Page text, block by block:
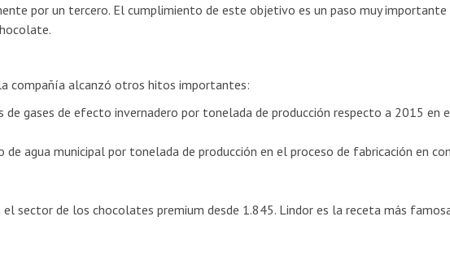
por un tercero. El cumplimiento de este objetivo es un paso muy importante
compañía alcanzó otros hitos importantes:
de gases de efecto invernadero por tonelada de producción respecto a 2015 en
de agua municipal por tonelada de producción en el proceso de fabricación en
sector de los chocolates premium desde 1.845. Lindor es la receta más